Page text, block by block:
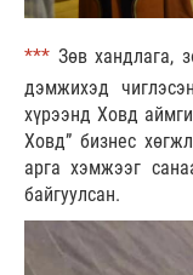
*** Зөв хандлага,
дэмжихэд
хүрээнд Ховд
Ховд” бизнес
арга хэмжээг
байгуулсан.